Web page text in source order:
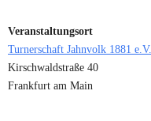
Veranstaltungsort
Turnerschaft Jahnvolk 1881 e.V.
Kirschwaldstraße 40
Frankfurt am Main